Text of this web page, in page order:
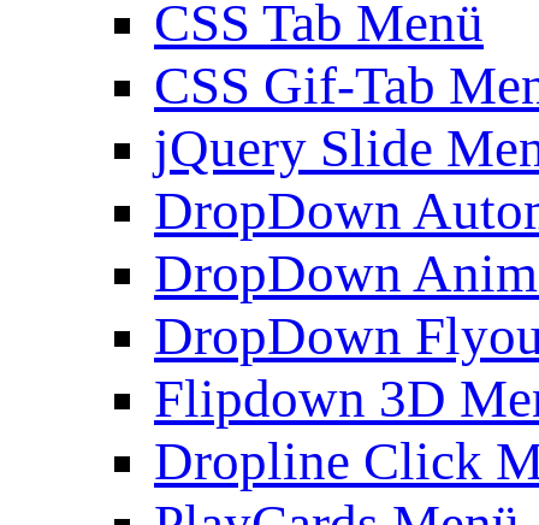
CSS Tab Menü
CSS Gif-Tab
jQuery Slide
DropDown
DropDown
DropDown
Flipdown 3D
Dropline Click